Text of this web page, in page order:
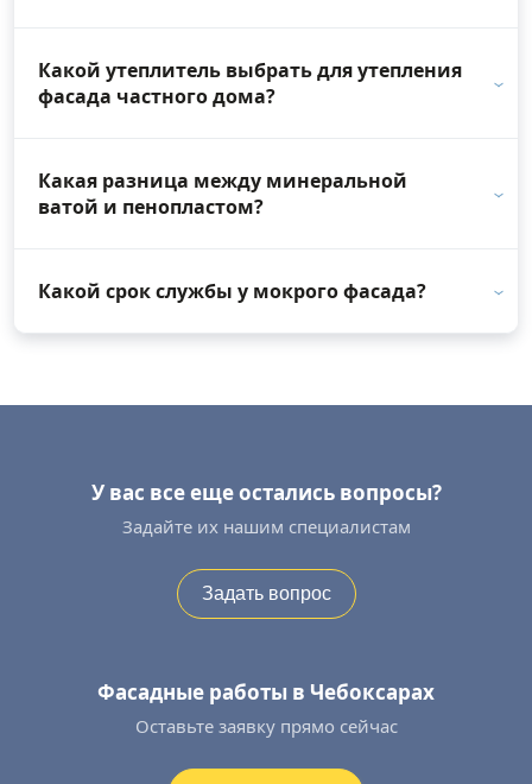
Какой утеплитель выбрать для утепления
фасада частного дома?
Какая разница между минеральной
ватой и пенопластом?
Какой срок службы у мокрого фасада?
У вас все еще остались вопросы?
Задайте их нашим специалистам
Задать вопрос
Фасадные работы в Чебоксарах
Оставьте заявку прямо сейчас